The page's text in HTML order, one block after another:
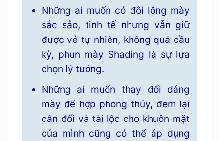
Những ai muốn có đôi lông mày
sắc sảo, tinh tế nhưng vẫn giữ
được vẻ tự nhiên, không quá cầu
kỳ, phun mày Shading là sự lựa
chọn lý tưởng.
Những ai muốn thay đổi dáng
mày để hợp phong thủy, đem lại
cân đối và tài lộc cho khuôn mặt
của mình cũng có thể áp dụng